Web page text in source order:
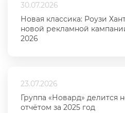
30.07.2026
Новая классика: Роузи
новой рекламной
2026
23.07.2026
Группа «Новард» делится
отчётом за 2025 год